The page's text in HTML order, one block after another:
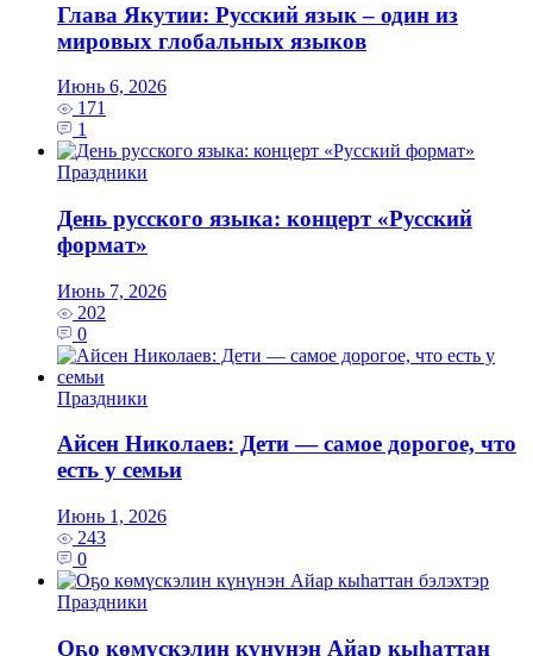
Глава Якутии: Русский язык – один из
мировых глобальных языков
Июнь 6, 2026
171
1
Праздники
День русского языка: концерт «Русский
формат»
Июнь 7, 2026
202
0
Праздники
Айсен Николаев: Дети — самое дорогое, что
есть у семьи
Июнь 1, 2026
243
0
Праздники
Оҕо көмүскэлин күнүнэн Айар кыһаттан